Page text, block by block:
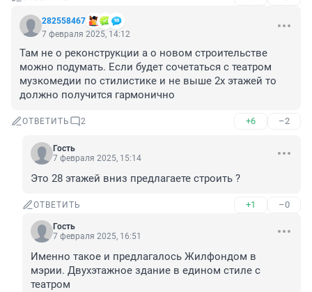
282558467
7 февраля 2025, 14:12
Там не о реконструкции а о новом строительстве
можно подумать. Если будет сочетаться с театром
музкомедии по стилистике и не выше 2х этажей то
должно получится гармонично
ОТВЕТИТЬ 2 +6 –2
Гость
7 февраля 2025, 15:14
Это 28 этажей вниз предлагаете строить ?
ОТВЕТИТЬ +1 –0
Гость
7 февраля 2025, 16:51
Именно такое и предлагалось Жилфондом в
мэрии. Двухэтажное здание в едином стиле с
театром